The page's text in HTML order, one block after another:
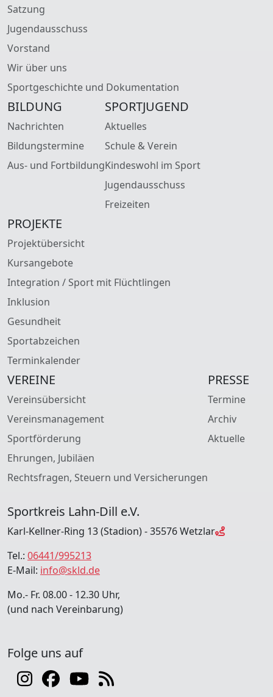
Satzung
Jugendausschuss
Vorstand
Wir über uns
Sportgeschichte und Dokumentation
BILDUNG
Nachrichten
Bildungstermine
Aus- und Fortbildung
SPORTJUGEND
Aktuelles
Schule & Verein
Kindeswohl im Sport
Jugendausschuss
Freizeiten
PROJEKTE
Projektübersicht
Kursangebote
Integration / Sport mit Flüchtlingen
Inklusion
Gesundheit
Sportabzeichen
Terminkalender
VEREINE
Vereinsübersicht
Vereinsmanagement
Sportförderung
Ehrungen, Jubiläen
Rechtsfragen, Steuern und Versicherungen
PRESSE
Termine
Archiv
Aktuelle
Sportkreis Lahn-Dill e.V.
Karl-Kellner-Ring 13 (Stadion) - 35576 Wetzlar
Tel.: 06441/995213
E-Mail: info@skld.de
Mo.- Fr. 08.00 - 12.30 Uhr,
(und nach Vereinbarung)
Folge uns auf